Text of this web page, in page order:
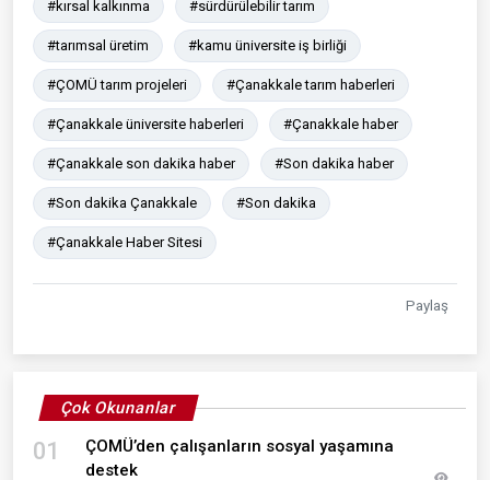
#kırsal kalkınma #sürdürülebilir tarım
#tarımsal üretim #kamu üniversite iş birliği
#ÇOMÜ tarım projeleri #Çanakkale tarım haberleri
#Çanakkale üniversite haberleri #Çanakkale haber
#Çanakkale son dakika haber #Son dakika haber
#Son dakika Çanakkale #Son dakika
#Çanakkale Haber Sitesi
Paylaş
Çok Okunanlar
01
ÇOMÜ’den çalışanların sosyal yaşamına
destek